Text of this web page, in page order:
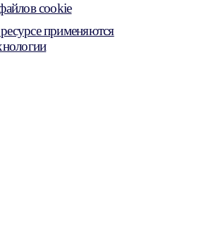
cookie
применяются